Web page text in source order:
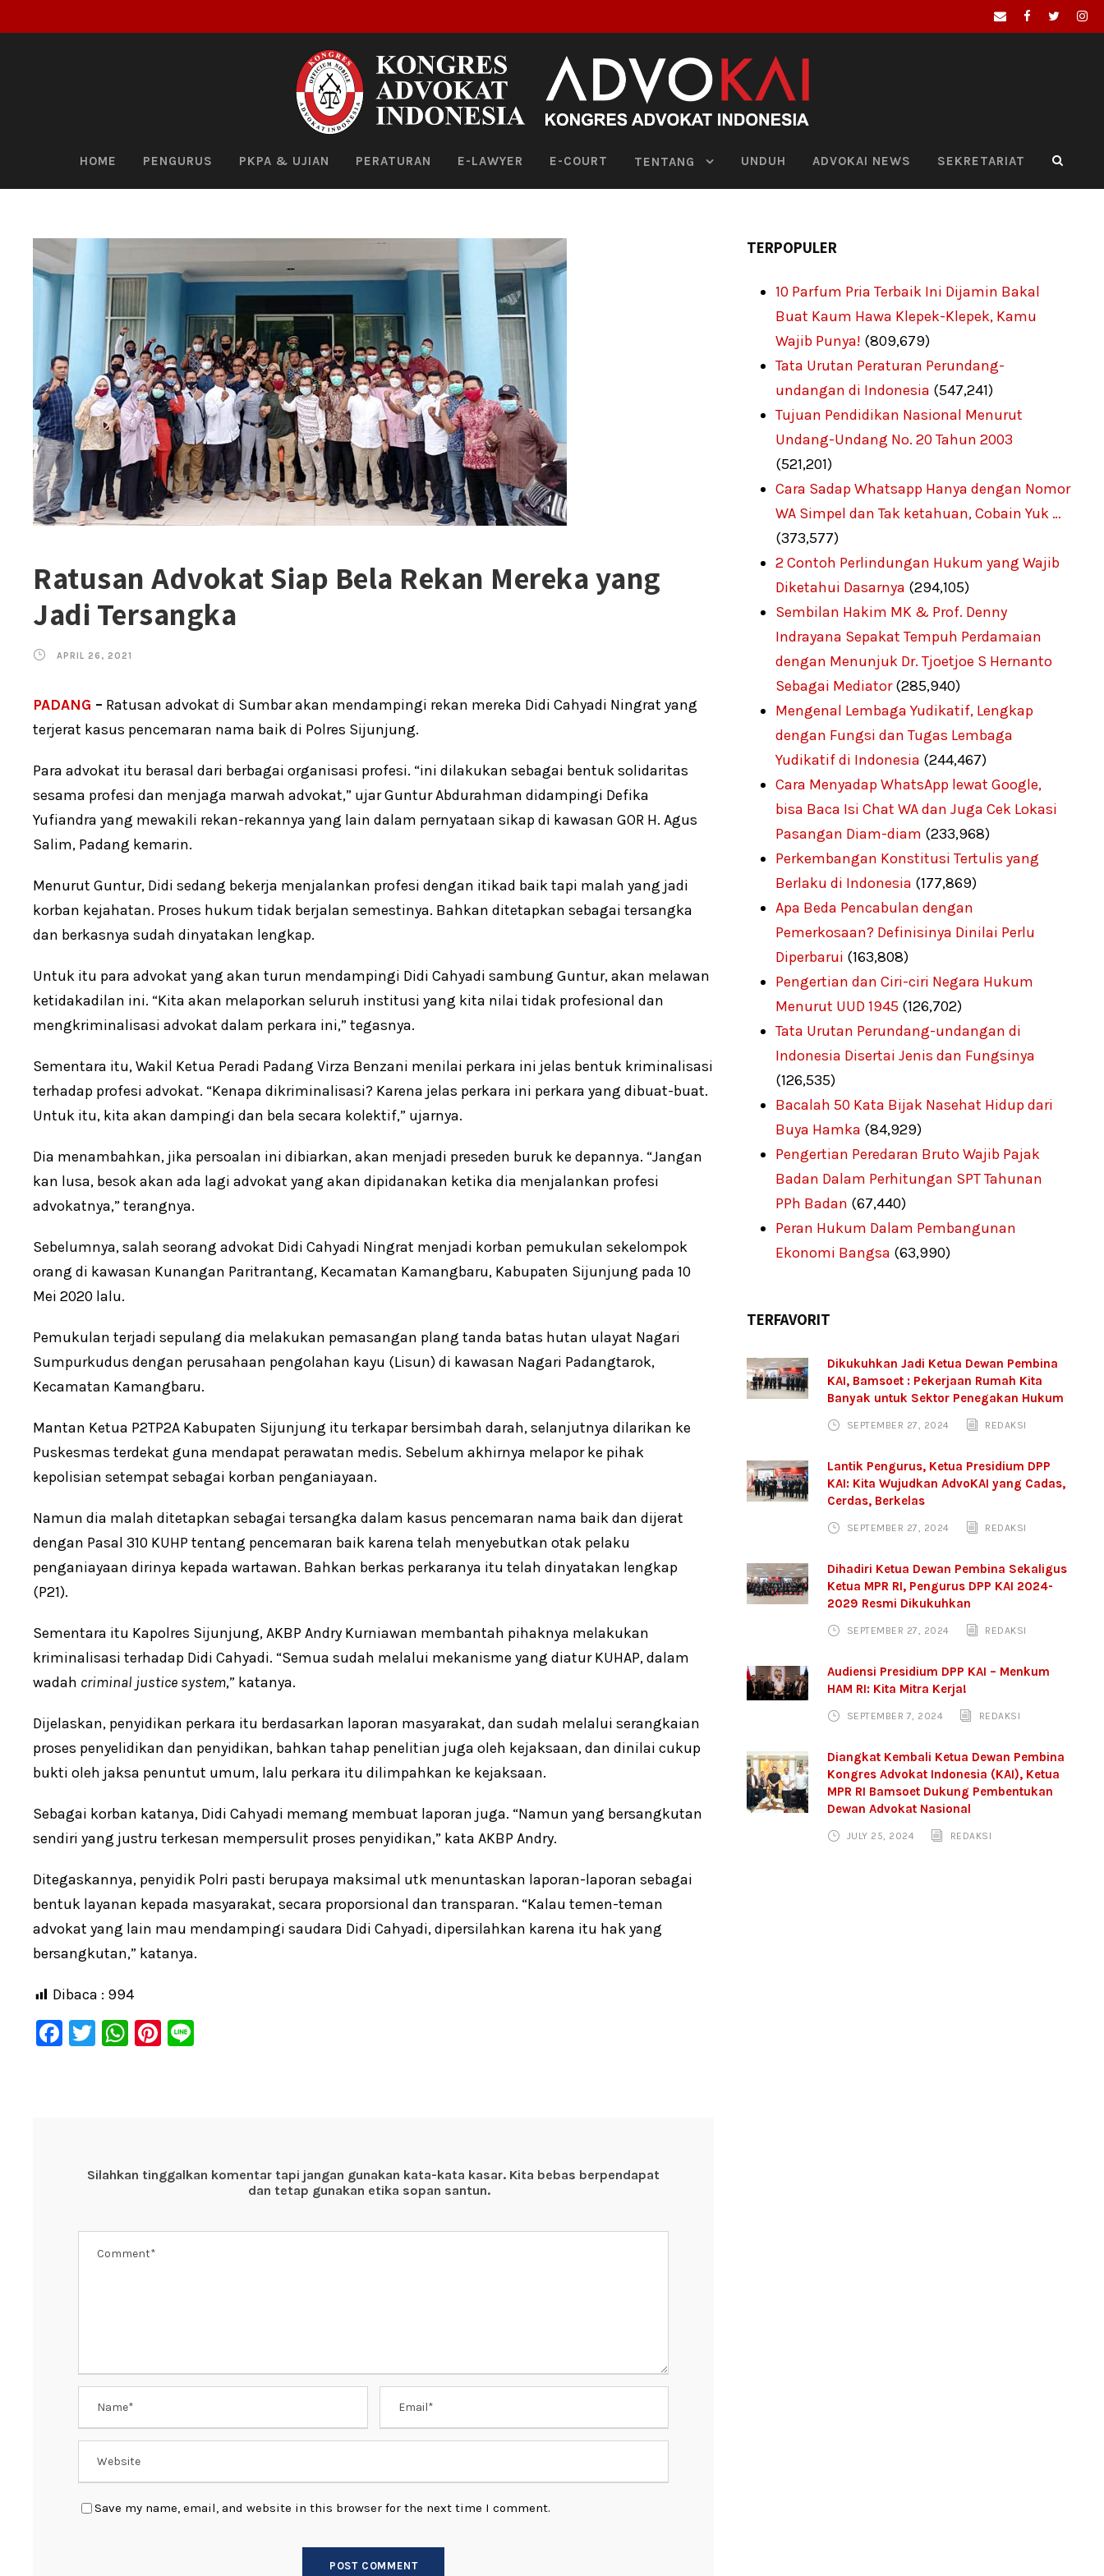
HOME PENGURUS PKPA & UJIAN PERATURAN E-LAWYER E-COURT TENTANG UNDUH ADVOKAI NEWS SEKRETARIAT
Ratusan Advokat Siap Bela Rekan Mereka yang
Jadi Tersangka
APRIL 26, 2021
PADANG – Ratusan advokat di Sumbar akan mendampingi rekan mereka Didi Cahyadi Ningrat yang
terjerat kasus pencemaran nama baik di Polres Sijunjung.
Para advokat itu berasal dari berbagai organisasi profesi. “ini dilakukan sebagai bentuk solidaritas
sesama profesi dan menjaga marwah advokat,” ujar Guntur Abdurahman didampingi Defika
Yufiandra yang mewakili rekan-rekannya yang lain dalam pernyataan sikap di kawasan GOR H. Agus
Salim, Padang kemarin.
Menurut Guntur, Didi sedang bekerja menjalankan profesi dengan itikad baik tapi malah yang jadi
korban kejahatan. Proses hukum tidak berjalan semestinya. Bahkan ditetapkan sebagai tersangka
dan berkasnya sudah dinyatakan lengkap.
Untuk itu para advokat yang akan turun mendampingi Didi Cahyadi sambung Guntur, akan melawan
ketidakadilan ini. “Kita akan melaporkan seluruh institusi yang kita nilai tidak profesional dan
mengkriminalisasi advokat dalam perkara ini,” tegasnya.
Sementara itu, Wakil Ketua Peradi Padang Virza Benzani menilai perkara ini jelas bentuk kriminalisasi
terhadap profesi advokat. “Kenapa dikriminalisasi? Karena jelas perkara ini perkara yang dibuat-buat.
Untuk itu, kita akan dampingi dan bela secara kolektif,” ujarnya.
Dia menambahkan, jika persoalan ini dibiarkan, akan menjadi preseden buruk ke depannya. “Jangan
kan lusa, besok akan ada lagi advokat yang akan dipidanakan ketika dia menjalankan profesi
advokatnya,” terangnya.
Sebelumnya, salah seorang advokat Didi Cahyadi Ningrat menjadi korban pemukulan sekelompok
orang di kawasan Kunangan Paritrantang, Kecamatan Kamangbaru, Kabupaten Sijunjung pada 10
Mei 2020 lalu.
Pemukulan terjadi sepulang dia melakukan pemasangan plang tanda batas hutan ulayat Nagari
Sumpurkudus dengan perusahaan pengolahan kayu (Lisun) di kawasan Nagari Padangtarok,
Kecamatan Kamangbaru.
Mantan Ketua P2TP2A Kabupaten Sijunjung itu terkapar bersimbah darah, selanjutnya dilarikan ke
Puskesmas terdekat guna mendapat perawatan medis. Sebelum akhirnya melapor ke pihak
kepolisian setempat sebagai korban penganiayaan.
Namun dia malah ditetapkan sebagai tersangka dalam kasus pencemaran nama baik dan dijerat
dengan Pasal 310 KUHP tentang pencemaran baik karena telah menyebutkan otak pelaku
penganiayaan dirinya kepada wartawan. Bahkan berkas perkaranya itu telah dinyatakan lengkap
(P21).
Sementara itu Kapolres Sijunjung, AKBP Andry Kurniawan membantah pihaknya melakukan
kriminalisasi terhadap Didi Cahyadi. “Semua sudah melalui mekanisme yang diatur KUHAP, dalam
wadah criminal justice system,” katanya.
Dijelaskan, penyidikan perkara itu berdasarkan laporan masyarakat, dan sudah melalui serangkaian
proses penyelidikan dan penyidikan, bahkan tahap penelitian juga oleh kejaksaan, dan dinilai cukup
bukti oleh jaksa penuntut umum, lalu perkara itu dilimpahkan ke kejaksaan.
Sebagai korban katanya, Didi Cahyadi memang membuat laporan juga. “Namun yang bersangkutan
sendiri yang justru terkesan mempersulit proses penyidikan,” kata AKBP Andry.
Ditegaskannya, penyidik Polri pasti berupaya maksimal utk menuntaskan laporan-laporan sebagai
bentuk layanan kepada masyarakat, secara proporsional dan transparan. “Kalau temen-teman
advokat yang lain mau mendampingi saudara Didi Cahyadi, dipersilahkan karena itu hak yang
bersangkutan,” katanya.
Dibaca : 994
F
T
W Pi
Silahkan tinggalkan komentar tapi jangan gunakan kata-kata kasar. Kita bebas berpendapat
dan tetap gunakan etika sopan santun.
Save my name, email, and website in this browser for the next time I comment.
TERPOPULER
10 Parfum Pria Terbaik Ini Dijamin Bakal
Buat Kaum Hawa Klepek-Klepek, Kamu
Wajib Punya! (809,679)
Tata Urutan Peraturan Perundang-
undangan di Indonesia (547,241)
Tujuan Pendidikan Nasional Menurut
Undang-Undang No. 20 Tahun 2003
(521,201)
Cara Sadap Whatsapp Hanya dengan Nomor
WA Simpel dan Tak ketahuan, Cobain Yuk …
(373,577)
2 Contoh Perlindungan Hukum yang Wajib
Diketahui Dasarnya (294,105)
Sembilan Hakim MK & Prof. Denny
Indrayana Sepakat Tempuh Perdamaian
dengan Menunjuk Dr. Tjoetjoe S Hernanto
Sebagai Mediator (285,940)
Mengenal Lembaga Yudikatif, Lengkap
dengan Fungsi dan Tugas Lembaga
Yudikatif di Indonesia (244,467)
Cara Menyadap WhatsApp lewat Google,
bisa Baca Isi Chat WA dan Juga Cek Lokasi
Pasangan Diam-diam (233,968)
Perkembangan Konstitusi Tertulis yang
Berlaku di Indonesia (177,869)
Apa Beda Pencabulan dengan
Pemerkosaan? Definisinya Dinilai Perlu
Diperbarui (163,808)
Pengertian dan Ciri-ciri Negara Hukum
Menurut UUD 1945 (126,702)
Tata Urutan Perundang-undangan di
Indonesia Disertai Jenis dan Fungsinya
(126,535)
Bacalah 50 Kata Bijak Nasehat Hidup dari
Buya Hamka (84,929)
Pengertian Peredaran Bruto Wajib Pajak
Badan Dalam Perhitungan SPT Tahunan
PPh Badan (67,440)
Peran Hukum Dalam Pembangunan
Ekonomi Bangsa (63,990)
TERFAVORIT
Dikukuhkan Jadi Ketua Dewan Pembina
KAI, Bamsoet : Pekerjaan Rumah Kita
Banyak untuk Sektor Penegakan Hukum
SEPTEMBER 27, 2024 REDAKSI
Lantik Pengurus, Ketua Presidium DPP
KAI: Kita Wujudkan AdvoKAI yang Cadas,
Cerdas, Berkelas
SEPTEMBER 27, 2024 REDAKSI
Dihadiri Ketua Dewan Pembina Sekaligus
Ketua MPR RI, Pengurus DPP KAI 2024-
2029 Resmi Dikukuhkan
SEPTEMBER 27, 2024 REDAKSI
Audiensi Presidium DPP KAI – Menkum
HAM RI: Kita Mitra Kerja!
SEPTEMBER 7, 2024 REDAKSI
Diangkat Kembali Ketua Dewan Pembina
Kongres Advokat Indonesia (KAI), Ketua
MPR RI Bamsoet Dukung Pembentukan
Dewan Advokat Nasional
JULY 25, 2024 REDAKSI